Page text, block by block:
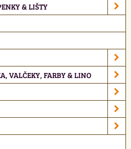
& LIŠTY
VALČEKY, FARBY & LINO